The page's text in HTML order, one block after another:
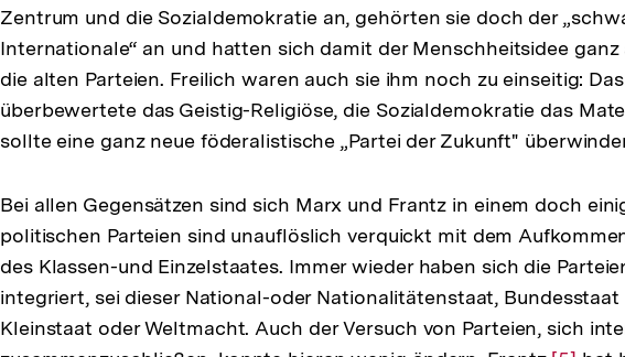
Fußnote
Auflösung
der
Fußnote
der
Zentrum und die Sozialdemokratie an, gehörten sie doch der
Internationale“ an und hatten sich damit der Menschheitsidee
die alten Parteien. Freilich waren auch sie ihm noch zu einseitig:
überbewertete das Geistig-Religiöse, die Sozialdemokratie das
sollte eine ganz neue föderalistische „Partei der Zukunft"
Bei allen Gegensätzen sind sich Marx und Frantz in einem doch
politischen Parteien sind unauflöslich verquickt mit dem
des Klassen-und Einzelstaates. Immer wieder haben sich die
integriert, sei dieser National-oder Nationalitätenstaat,
Kleinstaat oder Weltmacht. Auch der Versuch von Parteien, sich